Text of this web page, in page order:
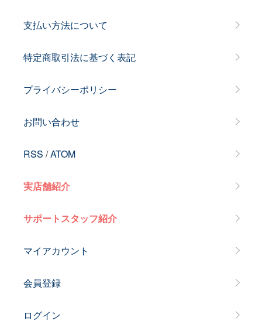
支払い方法について
特定商取引法に基づく表記
プライバシーポリシー
お問い合わせ
RSS /ATOM
実店舗紹介
サポートスタッフ紹介
マイアカウント
会員登録
ログイン